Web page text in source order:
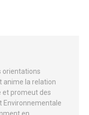
orientations
anime la relation
et promeut des
Environnementale